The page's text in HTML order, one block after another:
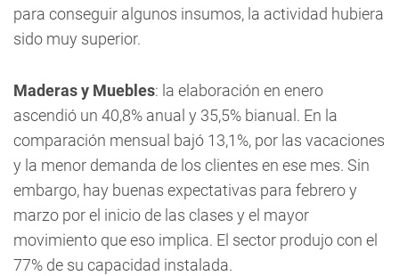
para conseguir algunos insumos, la actividad hubiera
sido muy superior.
Maderas y Muebles: la elaboración en enero
ascendió un 40,8% anual y 35,5% bianual. En la
comparación mensual bajó 13,1%, por las vacaciones
y la menor demanda de los clientes en ese mes. Sin
embargo, hay buenas expectativas para febrero y
marzo por el inicio de las clases y el mayor
movimiento que eso implica. El sector produjo con el
77% de su capacidad instalada.